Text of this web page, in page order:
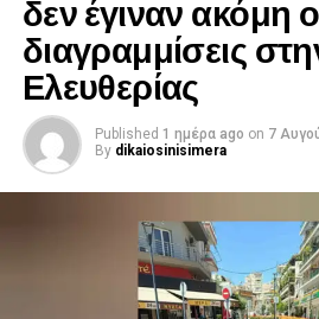
δεν έγιναν ακόμη
διαγραμμίσεις
Ελευθερίας
Published 1 ημέρα ago on 7
By dikaiosinisimera